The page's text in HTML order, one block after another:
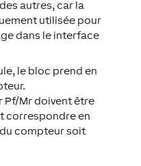
autres, car la
utilisée pour
dans le interface
le bloc prend en
Pf/Mr doivent être
correspondre en
compteur soit